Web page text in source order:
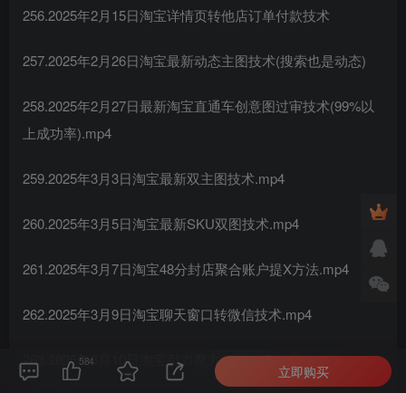
256.2025年2月15日淘宝详情页转他店订单付款技术
257.2025年2月26日淘宝最新动态主图技术(搜索也是动态)
258.2025年2月27日最新淘宝直通车创意图过审技术(99%以
上成功率).mp4
259.2025年3月3日淘宝最新双主图技术.mp4
260.2025年3月5日淘宝最新SKU双图技术.mp4
261.2025年3月7日淘宝48分封店聚合账户提X方法.mp4
262.2025年3月9日淘宝聊天窗口转微信技术.mp4
263.2025年3月10日淘宝引力魔方闪图过审技术.mp4
584
立即购买